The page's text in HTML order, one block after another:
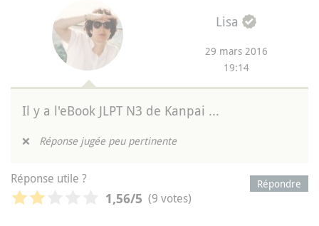
Lisa
29 mars 2016
19:14
Il y a l'eBook JLPT N3 de Kanpai ...
❌ Réponse jugée peu pertinente
Répondre
Réponse utile ?
1,56/5 (9 votes)